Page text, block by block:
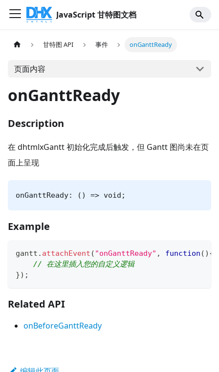
JavaScript 甘特图文档
甘特图 API 事件 onGanttReady
页面内容
onGanttReady
Description
在 dhtmlxGantt 初始化完成后触发，但 Gantt 图尚未在页
面上呈现
onGanttReady: () => void;
Example
gantt . attachEvent ( "onGanttReady" , function ( ) {
// 在这里插入您的自定义逻辑
}) ;
Related API
onBeforeGanttReady